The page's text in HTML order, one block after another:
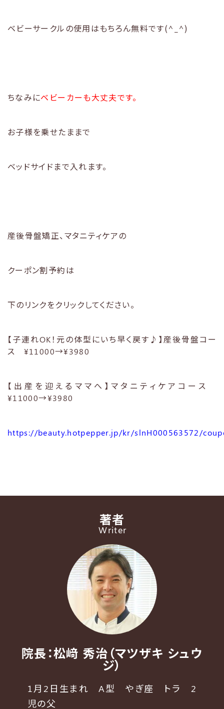
ベビーサークルの使用はもちろん無料です(^_^)
ちなみにベビーカーも大丈夫です。
お子様を乗せたままで
ベッドサイドまで入れます。
産後骨盤矯正、マタニティケアの
クーポン割予約は
下のリンクをクリックしてください。
【子連れOK！元の体型にいち早く戻す♪】産後骨盤コー
ス ¥11000→¥3980
【出産を迎えるママへ】マタニティケアコース
¥11000→¥3980
https://beauty.hotpepper.jp/kr/slnH000563572/
著者
Writer
院長：松﨑 秀治（マツザキ シュウ
ジ）
1月2日生まれ A型 やぎ座 トラ 2
児の父